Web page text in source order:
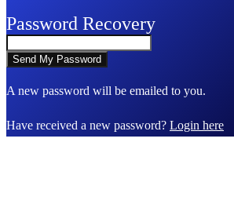
Password Recovery
A new password will be emailed to you.
Have received a new password? Login here